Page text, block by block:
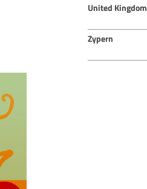
United Kingdom
Zypern